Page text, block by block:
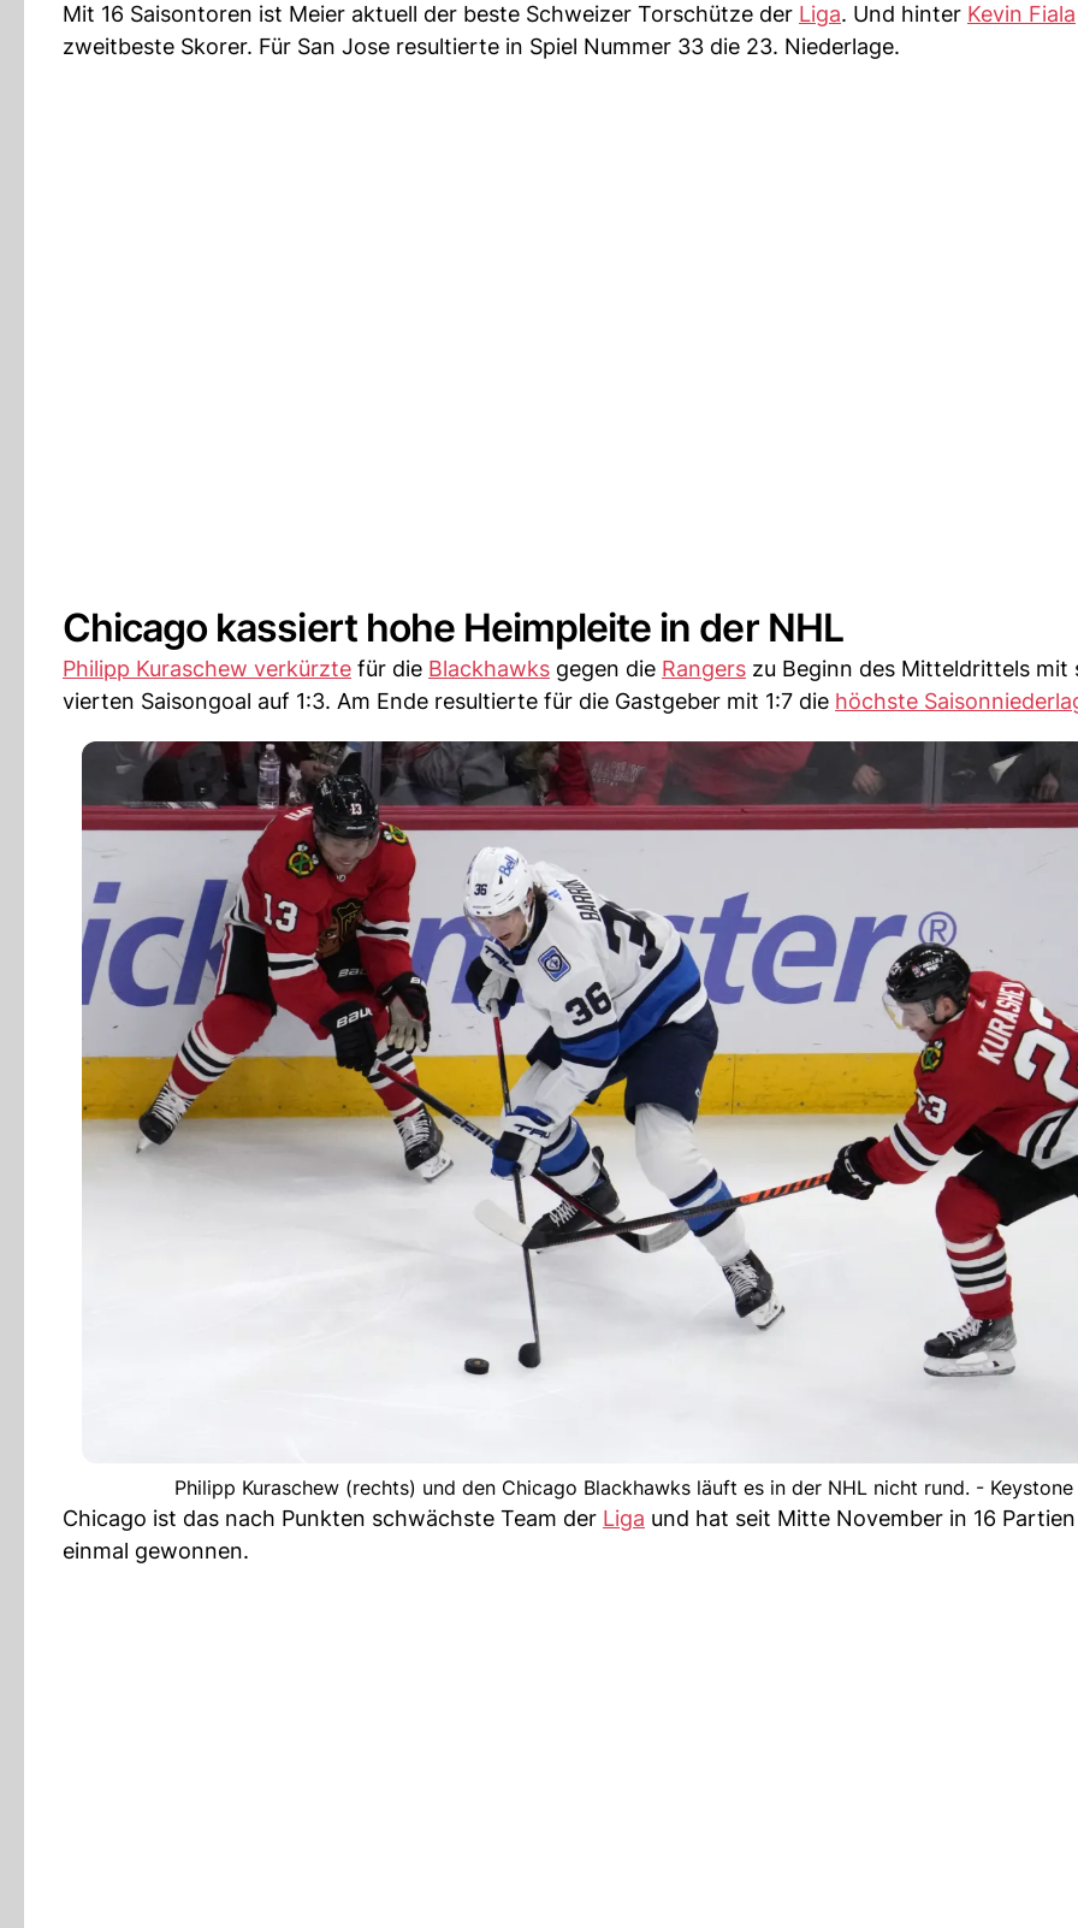
Mit 16 Saisontoren ist Meier aktuell der beste Schweizer Torschütze der Liga. Und hinter Kevin Fiala
zweitbeste Skorer. Für San Jose resultierte in Spiel Nummer 33 die 23. Niederlage.
Chicago kassiert hohe Heimpleite in der NHL
Philipp Kuraschew verkürzte für die Blackhawks gegen die Rangers zu Beginn des Mitteldrittels mit
vierten Saisongoal auf 1:3. Am Ende resultierte für die Gastgeber mit 1:7 die höchste
Philipp Kuraschew (rechts) und den Chicago Blackhawks läuft es in der NHL nicht rund. - Keystone
Chicago ist das nach Punkten schwächste Team der Liga und hat seit Mitte November in 16
einmal gewonnen.